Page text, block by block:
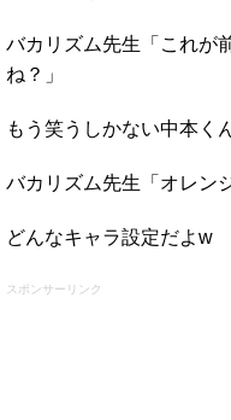
バカリズム先生「これが
ね？」
もう笑うしかない中本く
バカリズム先生「オレン
どんなキャラ設定だよw
スポンサーリンク